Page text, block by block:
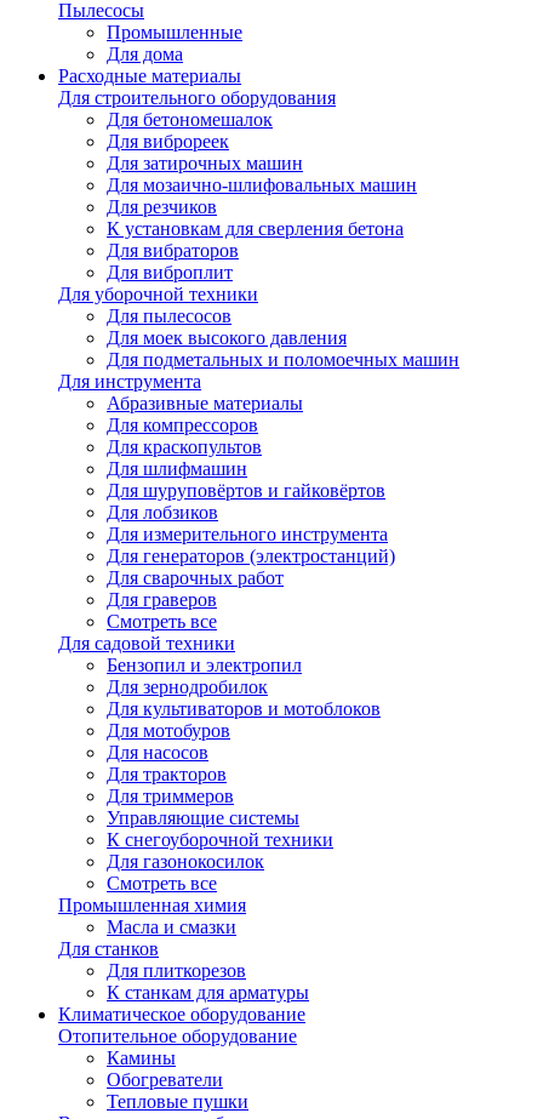
Пылесосы
Промышленные
Для дома
Расходные материалы
Для строительного оборудования
Для бетономешалок
Для виброреек
Для затирочных машин
Для мозаично-шлифовальных машин
Для резчиков
К установкам для сверления бетона
Для вибраторов
Для виброплит
Для уборочной техники
Для пылесосов
Для моек высокого давления
Для подметальных и поломоечных машин
Для инструмента
Абразивные материалы
Для компрессоров
Для краскопультов
Для шлифмашин
Для шуруповёртов и гайковёртов
Для лобзиков
Для измерительного инструмента
Для генераторов (электростанций)
Для сварочных работ
Для граверов
Смотреть все
Для садовой техники
Бензопил и электропил
Для зернодробилок
Для культиваторов и мотоблоков
Для мотобуров
Для насосов
Для тракторов
Для триммеров
Управляющие системы
К снегоуборочной техники
Для газонокосилок
Смотреть все
Промышленная химия
Масла и смазки
Для станков
Для плиткорезов
К станкам для арматуры
Климатическое оборудование
Отопительное оборудование
Камины
Обогреватели
Тепловые пушки